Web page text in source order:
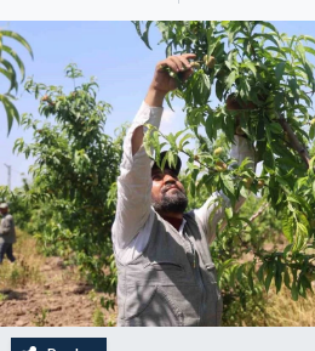
SAĞLIK
SİYASET
GÜNCEL
SPOR
YAŞAM